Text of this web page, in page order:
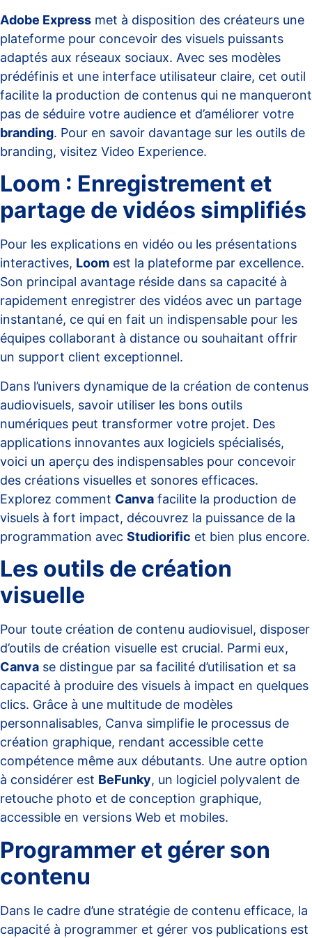
Adobe Express met à disposition des créateurs une
plateforme pour concevoir des visuels puissants
adaptés aux réseaux sociaux. Avec ses modèles
prédéfinis et une interface utilisateur claire, cet outil
facilite la production de contenus qui ne manqueront
pas de séduire votre audience et d’améliorer votre
branding. Pour en savoir davantage sur les outils de
branding, visitez Video Experience.
Loom : Enregistrement et
partage de vidéos simplifiés
Pour les explications en vidéo ou les présentations
interactives, Loom est la plateforme par excellence.
Son principal avantage réside dans sa capacité à
rapidement enregistrer des vidéos avec un partage
instantané, ce qui en fait un indispensable pour les
équipes collaborant à distance ou souhaitant offrir
un support client exceptionnel.
Dans l’univers dynamique de la création de contenus
audiovisuels, savoir utiliser les bons outils
numériques peut transformer votre projet. Des
applications innovantes aux logiciels spécialisés,
voici un aperçu des indispensables pour concevoir
des créations visuelles et sonores efficaces.
Explorez comment Canva facilite la production de
visuels à fort impact, découvrez la puissance de la
programmation avec Studiorific et bien plus encore.
Les outils de création
visuelle
Pour toute création de contenu audiovisuel, disposer
d’outils de création visuelle est crucial. Parmi eux,
Canva se distingue par sa facilité d’utilisation et sa
capacité à produire des visuels à impact en quelques
clics. Grâce à une multitude de modèles
personnalisables, Canva simplifie le processus de
création graphique, rendant accessible cette
compétence même aux débutants. Une autre option
à considérer est BeFunky, un logiciel polyvalent de
retouche photo et de conception graphique,
accessible en versions Web et mobiles.
Programmer et gérer son
contenu
Dans le cadre d’une stratégie de contenu efficace, la
capacité à programmer et gérer vos publications est